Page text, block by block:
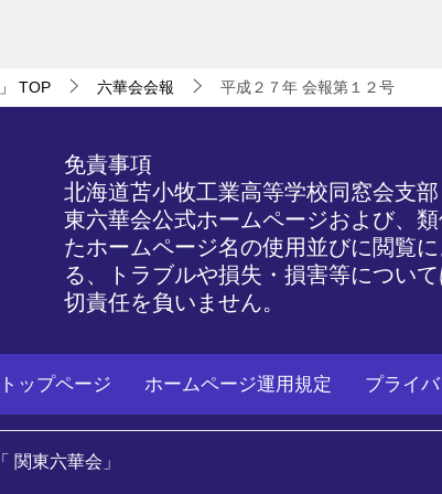
TOP 六華会会報 平成２７年 会報第１２号
免責事項
北海道苫小牧工業高等学校同窓会支
東六華会公式ホームページおよび、類
たホームページ名の使用並びに閲覧に
る、トラブルや損失・損害等につい
切責任を負いません。
トップページ ホームページ運用規定 プライ
関東六華会」